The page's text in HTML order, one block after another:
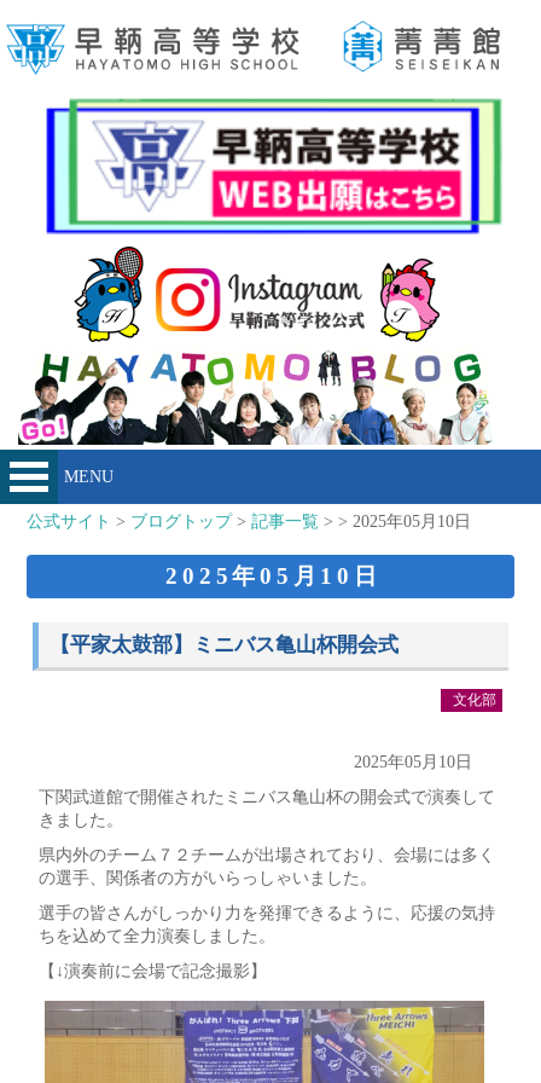
MENU
公式サイト > ブログトップ>記事一覧 > > 2025年05月10日
2025年05月10日
【平家太鼓部】ミニバス亀山杯開会式
文化部
2025年05月10日
下関武道館で開催されたミニバス亀山杯の開会式で演奏して
きました。
県内外のチーム７２チームが出場されており、会場には多く
の選手、関係者の方がいらっしゃいました。
選手の皆さんがしっかり力を発揮できるように、応援の気持
ちを込めて全力演奏しました。
【↓演奏前に会場で記念撮影】